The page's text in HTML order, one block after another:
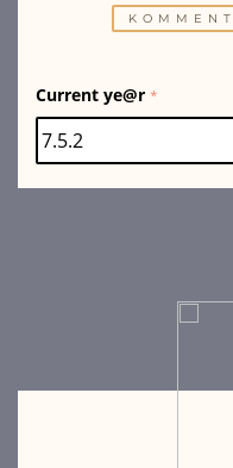
Current ye@r *